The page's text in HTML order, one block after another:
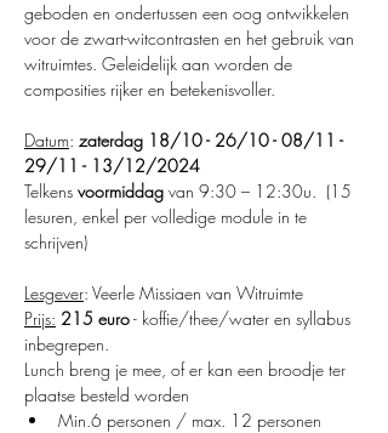
geboden en ondertussen een oog ontwikkelen
voor de zwart-witcontrasten en het gebruik van
witruimtes. Geleidelijk aan worden de
composities rijker en betekenisvoller.
Datum: zaterdag 18/10 - 26/10 - 08/11 -
29/11 - 13/12/2024
Telkens voormiddag van 9:30 – 12:30u.  (15
lesuren, enkel per volledige module in te
schrijven)
Lesgever: Veerle Missiaen van Witruimte
Prijs: 215 euro - koffie/thee/water en syllabus
inbegrepen.
Lunch breng je mee, of er kan een broodje ter
plaatse besteld worden
Min.6 personen / max. 12 personen